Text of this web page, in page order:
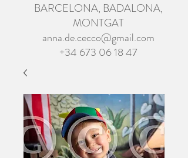
BARCELONA, BADALONA,
MONTGAT
anna.de.cecco@gmail.com
+34 673 06 18 47